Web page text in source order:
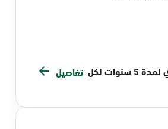
300 ريال سعودي لمدة 5 سنوات لكل تفاصيل